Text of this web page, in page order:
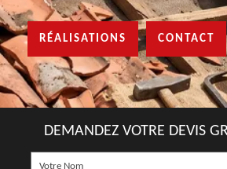
RÉALISATIONS CONTACT
DEMANDEZ VOTRE DEVIS